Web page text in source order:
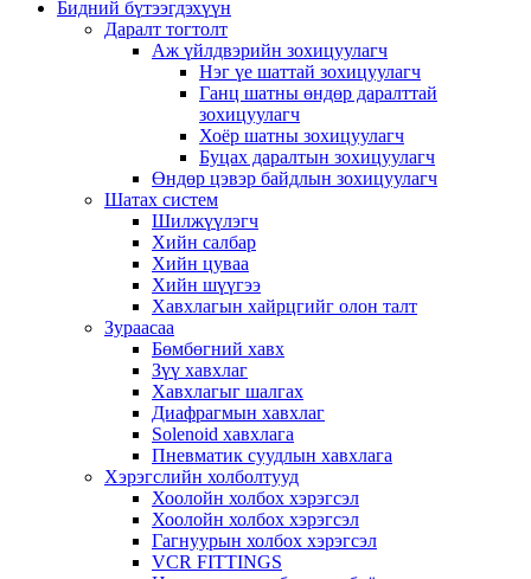
Бидний бүтээгдэхүүн
Даралт тогтолт
Аж үйлдвэрийн зохицуулагч
Нэг үе шаттай зохицуулагч
Ганц шатны өндөр даралттай
зохицуулагч
Хоёр шатны зохицуулагч
Буцах даралтын зохицуулагч
Өндөр цэвэр байдлын зохицуулагч
Шатах систем
Шилжүүлэгч
Хийн салбар
Хийн цуваа
Хийн шүүгээ
Хавхлагын хайрцгийг олон талт
Зураасаа
Бөмбөгний хавх
Зүү хавхлаг
Хавхлагыг шалгах
Диафрагмын хавхлаг
Solenoid хавхлага
Пневматик суудлын хавхлага
Хэрэгслийн холболтууд
Хоолойн холбох хэрэгсэл
Хоолойн холбох хэрэгсэл
Гагнуурын холбох хэрэгсэл
VCR FITTINGS